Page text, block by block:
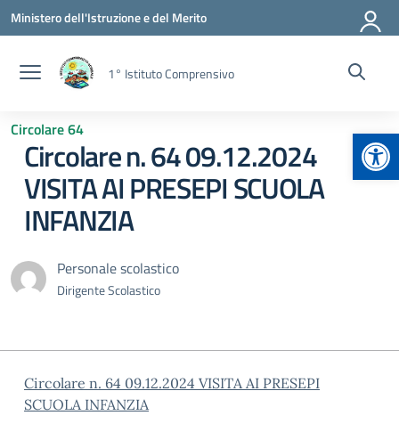
Vai ai contenuti
Vai al menu di navigazione
Vai al footer
Ministero dell'Istruzione e del Merito
1° Istituto Comprensivo
Circolare 64
Circolare n. 64 09.12.2024
VISITA AI PRESEPI SCUOLA
INFANZIA
Personale scolastico
Dirigente Scolastico
Circolare n. 64 09.12.2024 VISITA AI PRESEPI
SCUOLA INFANZIA